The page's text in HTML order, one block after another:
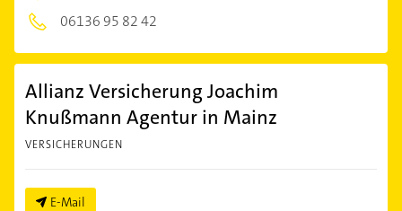
06136 95 82 42
Allianz Versicherung Joachim
Knußmann Agentur in Mainz
VERSICHERUNGEN
E-Mail